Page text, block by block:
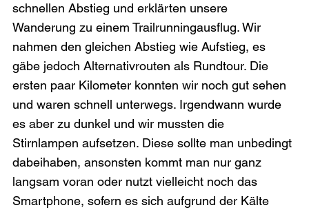
schnellen Abstieg und erklärten unsere
Wanderung zu einem Trailrunningausflug. Wir
nahmen den gleichen Abstieg wie Aufstieg, es
gäbe jedoch Alternativrouten als Rundtour. Die
ersten paar Kilometer konnten wir noch gut sehen
und waren schnell unterwegs. Irgendwann wurde
es aber zu dunkel und wir mussten die
Stirnlampen aufsetzen. Diese sollte man unbedingt
dabeihaben, ansonsten kommt man nur ganz
langsam voran oder nutzt vielleicht noch das
Smartphone, sofern es sich aufgrund der Kälte